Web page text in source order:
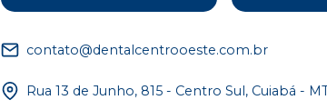
contato@dentalcentrooeste.com.br
Rua 13 de Junho, 815 - Centro Sul, Cuiabá -